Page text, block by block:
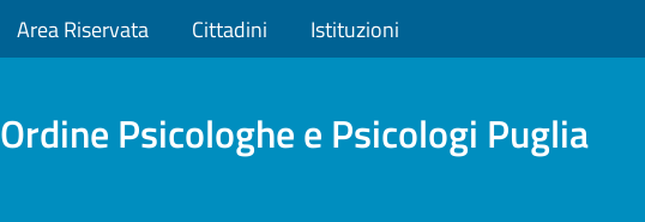
Area Riservata Cittadini Istituzioni
Ordine Psicologhe e Psicologi Puglia